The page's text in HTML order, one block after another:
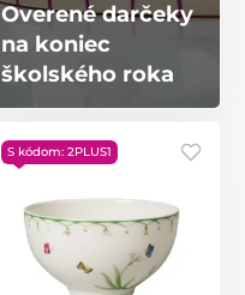
Overené darčeky
na koniec
školského roka
S kódom: 2PLUS1